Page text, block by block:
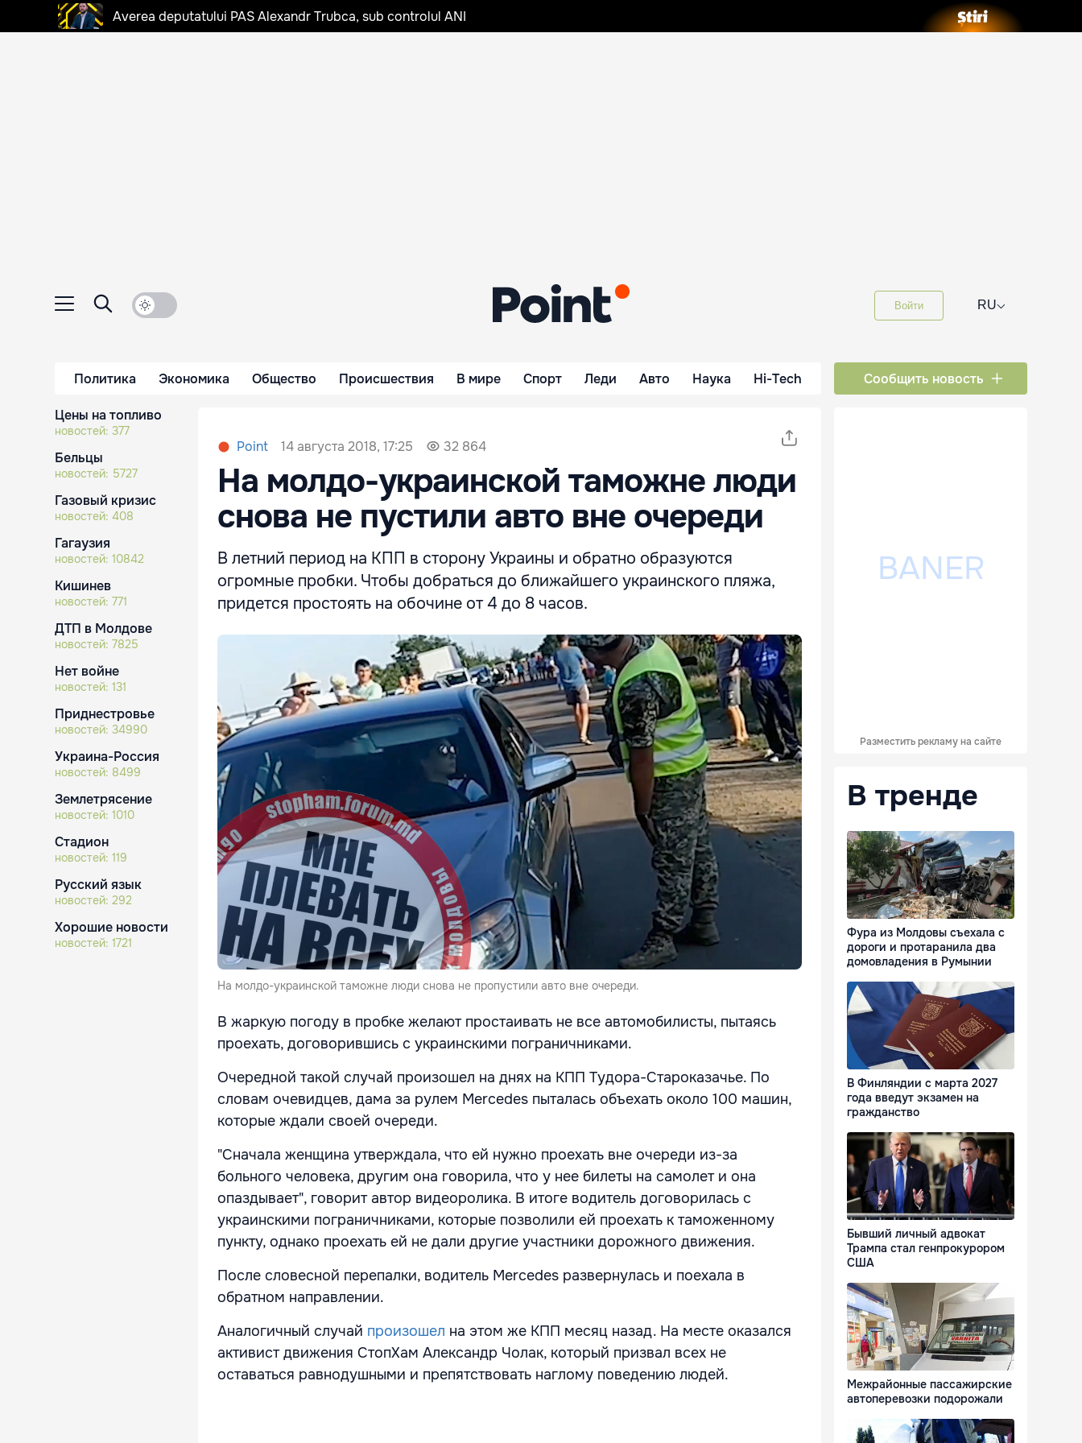
Averea deputatului PAS Alexandr Trubca, sub controlul ANI
Войти RU⌵
Политика Экономика Общество Происшествия В мире Спорт Леди Авто Наука Hi-Tech Сообщить новость
Цены на топливо
новостей: 377
Бельцы
новостей: 5727
Газовый кризис
новостей: 408
Гагаузия
новостей: 10842
Кишинев
новостей: 771
ДТП в Молдове
новостей: 7825
Нет войне
новостей: 131
Приднестровье
новостей: 34990
Украина-Россия
новостей: 8499
Землетрясение
новостей: 1010
Стадион
новостей: 119
Русский язык
новостей: 292
Хорошие новости
новостей: 1721
Point 14 августа 2018, 17:25 32 864
На молдо-украинской таможне люди
снова не пустили авто вне очереди
В летний период на КПП в сторону Украины и обратно образуются
огромные пробки. Чтобы добраться до ближайшего украинского пляжа,
придется простоять на обочине от 4 до 8 часов.
На молдо-украинской таможне люди снова не пропустили авто вне очереди.
В жаркую погоду в пробке желают простаивать не все автомобилисты, пытаясь
проехать, договорившись с украинскими пограничниками.
Очередной такой случай произошел на днях на КПП Тудора-Староказачье. По
словам очевидцев, дама за рулем Mercedes пыталась объехать около 100 машин,
которые ждали своей очереди.
"Сначала женщина утверждала, что ей нужно проехать вне очереди из-за
больного человека, другим она говорила, что у нее билеты на самолет и она
опаздывает", говорит автор видеоролика. В итоге водитель договорилась с
украинскими пограничниками, которые позволили ей проехать к таможенному
пункту, однако проехать ей не дали другие участники дорожного движения.
После словесной перепалки, водитель Mercedes развернулась и поехала в
обратном направлении.
Аналогичный случай произошел на этом же КПП месяц назад. На месте оказался
активист движения СтопХам Александр Чолак, который призвал всех не
оставаться равнодушными и препятствовать наглому поведению людей.
Разместить рекламу на сайте
В тренде
Фура из Молдовы съехала с
дороги и протаранила два
домовладения в Румынии
В Финляндии с марта 2027
года введут экзамен на
гражданство
Бывший личный адвокат
Трампа стал генпрокурором
США
Межрайонные пассажирские
автоперевозки подорожали